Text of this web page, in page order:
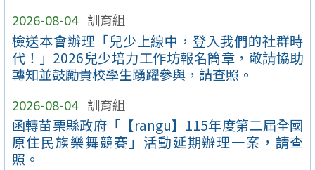
2026-08-04 訓育組
檢送本會辦理「兒少上線中，登入我們的社群時
代！」2026兒少培力工作坊報名簡章，敬請協助
轉知並鼓勵貴校學生踴躍參與，請查照。
2026-08-04 訓育組
函轉苗栗縣政府「【rangu】115年度第二屆全國
原住民族樂舞競賽」活動延期辦理一案，請查
照。